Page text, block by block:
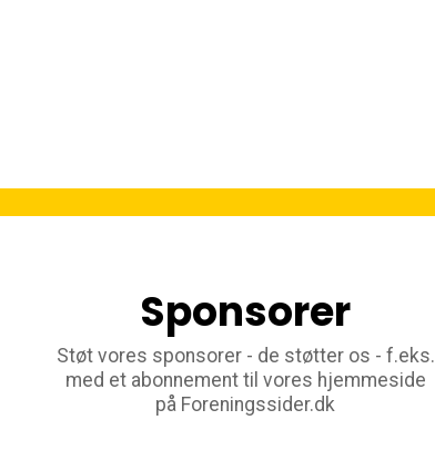
Sponsorer
Støt vores sponsorer - de støtter os - f.eks.
med et abonnement til vores hjemmeside
på Foreningssider.dk